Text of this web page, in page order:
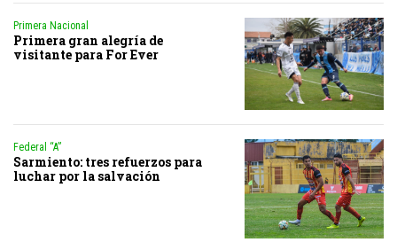
Primera Nacional
Primera gran alegría de
visitante para For Ever
Federal “A”
Sarmiento: tres refuerzos para
luchar por la salvación